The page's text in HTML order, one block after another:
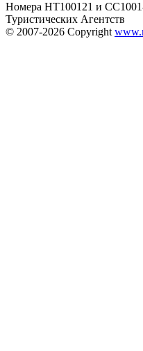
Номера HT100121 и
Туристических Агентств
© 2007-2026 Copyright